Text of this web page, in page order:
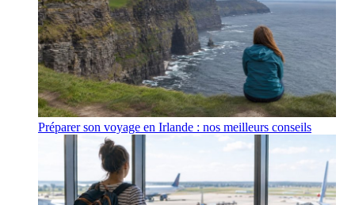
Préparer son voyage en Irlande : nos meilleurs conseils